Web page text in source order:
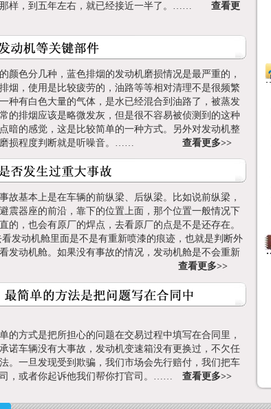
那样，到五年左右，就已经接近一半了。…… 查看更
颜色分几种，蓝色排烟的发动机磨损情况是最严重的，
烟，使用是比较疲劳的，油路等等相对清理不是很频繁
种有白色大量的气体，是水已经混合到油路了，被蒸发
的排烟应该是略微发灰，但是很不容易被侦测到的这种
暗的感觉，这是比较简单的一种方式。另外对发动机整
，磨损程度判断就是听噪音。…… 查看更多>>
故基本上是在车辆的前纵梁、后纵梁。比如说前纵梁，
震器座的前沿，靠下的位置上面，那个位置一般情况下
的，也会有原厂的焊点，去看原厂的点是不是还存在。
动机舱里面是不是有重新喷漆的痕迹，也就是判断外
发动机舱。如果没有事故的情况，发动机舱是不会重新
的。…… 查看更多>>
的方式是把所担心的问题在交易过程中填写在合同里，
诺车辆没有大事故，发动机变速箱没有更换过，不欠任
。一旦发现受到欺骗，我们市场会先行赔付，我们把车
，或者你起诉他我们帮你打官司。…… 查看更多>>